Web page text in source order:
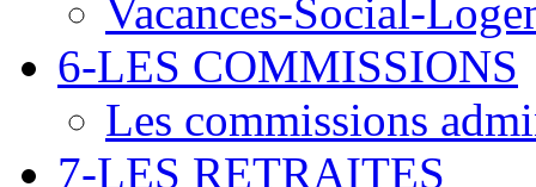
Vacances-Social-
6-LES COMMISSIONS
Les commissions
7-LES RETRAITES